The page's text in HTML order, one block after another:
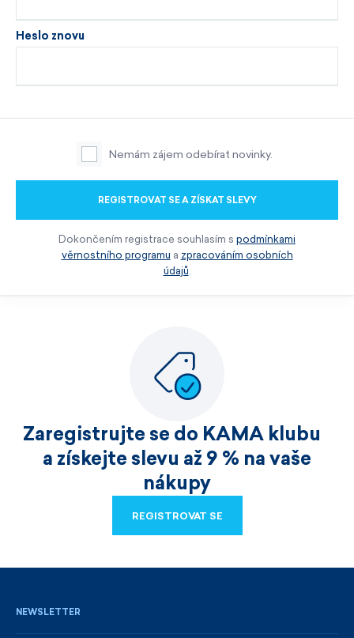
Heslo znovu
Nemám zájem odebírat novinky.
REGISTROVAT SE A ZÍSKAT SLEVY
Dokončením registrace souhlasím s podmínkami
věrnostního programu a zpracováním osobních
údajů.
Zaregistrujte se do KAMA klubu
a získejte slevu až 9 % na vaše
nákupy
REGISTROVAT SE
NEWSLETTER